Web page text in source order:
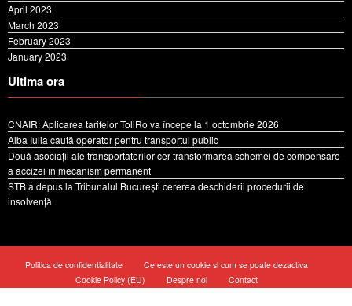
May 2023
April 2023
March 2023
February 2023
Ultima ora
CNAIR: Aplicarea tarifelor TollRo va începe la 1 octombrie 2026
Alba Iulia caută operator pentru transportul public
Două asociații ale transportatorilor cer transformarea schemei de compensare
a accizei în mecanism permanent
STB a depus la Tribunalul București cererea deschiderii procedurii de
Politica de confidentialitate
Ce este un cookie si cum se poate dezactiva